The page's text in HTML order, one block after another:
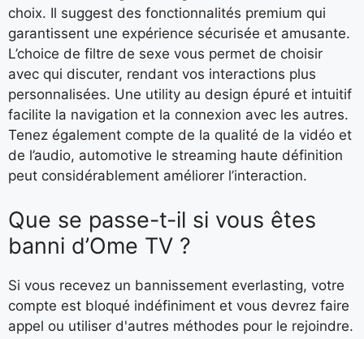
choix. Il suggest des fonctionnalités premium qui
garantissent une expérience sécurisée et amusante.
L’choice de filtre de sexe vous permet de choisir
avec qui discuter, rendant vos interactions plus
personnalisées. Une utility au design épuré et intuitif
facilite la navigation et la connexion avec les autres.
Tenez également compte de la qualité de la vidéo et
de l’audio, automotive le streaming haute définition
peut considérablement améliorer l’interaction.
Que se passe-t-il si vous êtes
banni d’Ome TV ?
Si vous recevez un bannissement everlasting, votre
compte est bloqué indéfiniment et vous devrez faire
appel ou utiliser d'autres méthodes pour le rejoindre.